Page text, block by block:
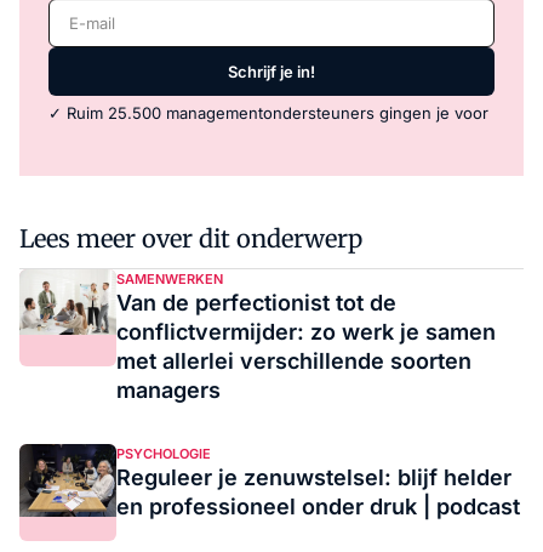
E-mail
Schrijf je in!
✓ Ruim 25.500 managementondersteuners gingen je voor
Lees meer over dit onderwerp
SAMENWERKEN
Van de perfectionist tot de
conflictvermijder: zo werk je samen
met allerlei verschillende soorten
managers
PSYCHOLOGIE
Reguleer je zenuwstelsel: blijf helder
en professioneel onder druk | podcast